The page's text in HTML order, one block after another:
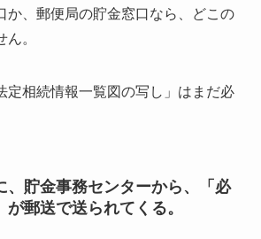
か、郵便局の貯金窓口なら、
どこの
。
定相続情報一覧図の写し」はまだ必
、貯金事務センターから、
「必
郵送で送られてくる。